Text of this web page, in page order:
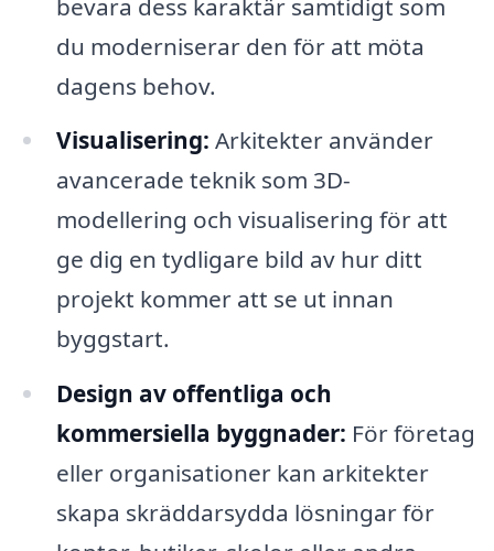
du moderniserar den för att möta
dagens behov.
Visualisering: Arkitekter använder
avancerade teknik som 3D-
modellering och visualisering för att
ge dig en tydligare bild av hur ditt
projekt kommer att se ut innan
byggstart.
Design av offentliga och
kommersiella byggnader: För företag
eller organisationer kan arkitekter
skapa skräddarsydda lösningar för